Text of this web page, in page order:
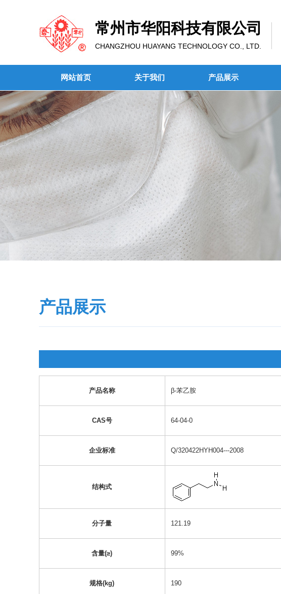
常州市华阳科技有限公司
CHANGZHOU HUAYANG TECHNOLOGY CO., LTD.
网站首页 关于我们 产品展示
产品展示
产品名称 β-苯乙胺
CAS号 64-04-0
企业标准 Q/320422HYH004---2008
结构式
分子量 121.19
含量(≥) 99%
规格(kg) 190